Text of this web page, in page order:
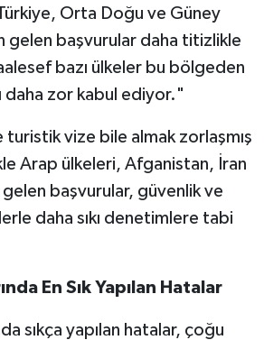
Orta Doğu ve Güney
gelen başvurular daha titizlikle
bazı ülkeler bu bölgeden
daha zor kabul ediyor."
turistik vize bile almak zorlaşmış
Arap ülkeleri, Afganistan, İran
başvurular, güvenlik ve
daha sıkı denetimlere tabi
En Sık Yapılan Hatalar
sıkça yapılan hatalar, çoğu